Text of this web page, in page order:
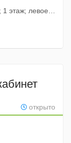
левое крыло
открыто